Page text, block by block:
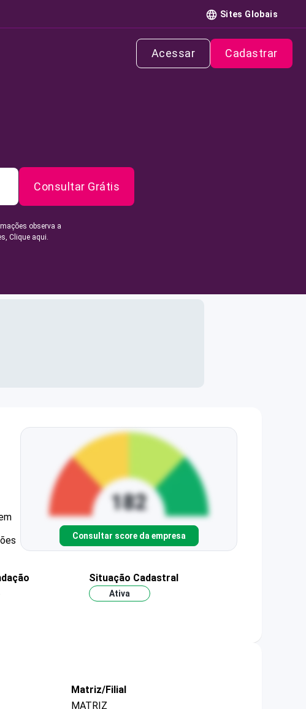
Sites Globais
Acessar Cadastrar
Consultar Grátis
observa a
Clique aqui.
Consultar score da empresa
Situação Cadastral
Ativa
Matriz/Filial
MATRIZ